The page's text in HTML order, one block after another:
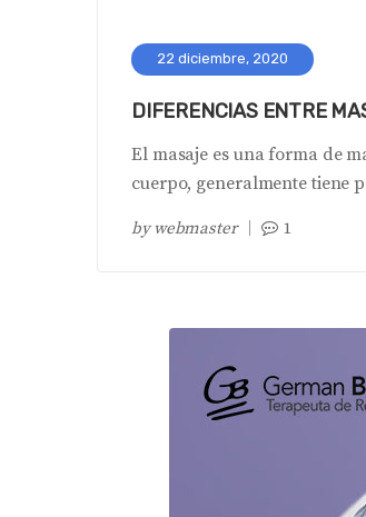
22 diciembre, 2020
DIFERENCIAS ENTRE
El masaje es una forma de
cuerpo, generalmente tiene
bywebmaster 1